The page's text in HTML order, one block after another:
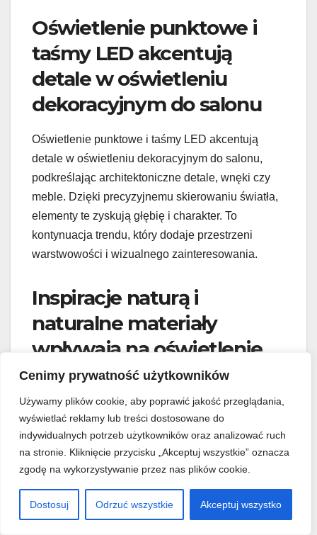
Cenimy prywatność użytkowników
Używamy plików cookie, aby poprawić jakość przeglądania,
wyświetlać reklamy lub treści dostosowane do
indywidualnych potrzeb użytkowników oraz analizować ruch
na stronie. Kliknięcie przycisku „Akceptuj wszystkie” oznacza
zgodę na wykorzystywanie przez nas plików cookie.
Dostosuj Odrzuć wszystkie Akceptuj wszystko
Oświetlenie punktowe i
taśmy LED akcentują
detale w oświetleniu
dekoracyjnym do salonu
Oświetlenie punktowe i taśmy LED akcentują
detale w oświetleniu dekoracyjnym do salonu,
podkreślając architektoniczne detale, wnęki czy
meble. Dzięki precyzyjnemu skierowaniu światła,
elementy te zyskują głębię i charakter. To
kontynuacja trendu, który dodaje przestrzeni
warstwowości i wizualnego zainteresowania.
Inspiracje naturą i
naturalne materiały
wpływają na oświetlenie
dekoracyjne do salonu
Inspiracje naturą i naturalne materiały wpływają
na oświetlenie dekoracyjne do salonu,
wprowadzając do wnętrza elementy takie jak
drewno, rattan czy tkaniny. Kolorystyczne akcenty
nadają jej unikalnego charakteru. Tworzą spójną i
kojącą atmosferę w salonie.